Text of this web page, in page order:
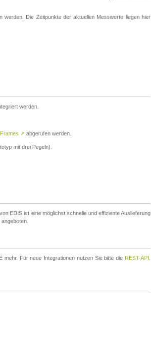
werden. Die Zeitpunkte der aktuellen Messwerte liegen hier
werden.
IFrames ↗ abgerufen werden.
mit drei Pegeln).
EDIS ist eine möglichst schnelle und effiziente Auslieferung
mehr. Für neue Integrationen nutzen Sie bitte die REST-API